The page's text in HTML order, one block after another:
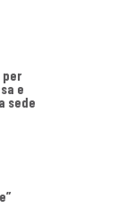
per
e
sede